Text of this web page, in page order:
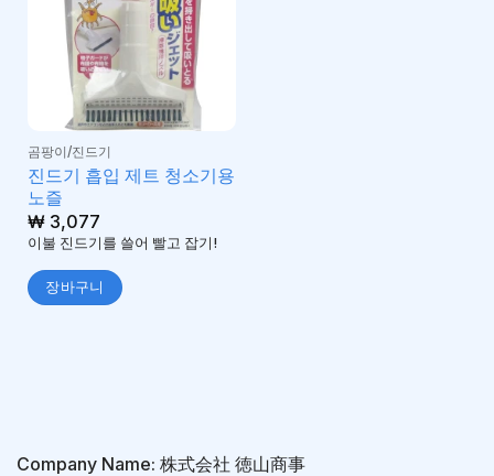
곰팡이/진드기
진드기 흡입 제트 청소기용
노즐
₩3,077
이불 진드기를 쓸어 빨고 잡기!
장바구니
Company Name: 株式会社 徳山商事